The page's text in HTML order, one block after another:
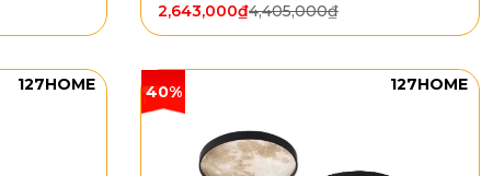
4,405,000₫
2,643,000₫
127HOME 40% 127HOME